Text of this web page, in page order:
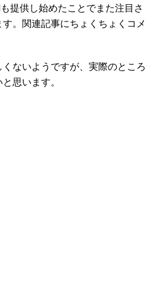
提供し始めたことでまた注目さ
。関連記事にちょくちょくコメ
ないようですが、実際のところ
思います。